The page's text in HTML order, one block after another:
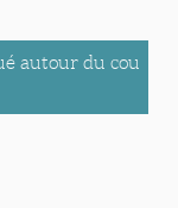
autour du cou